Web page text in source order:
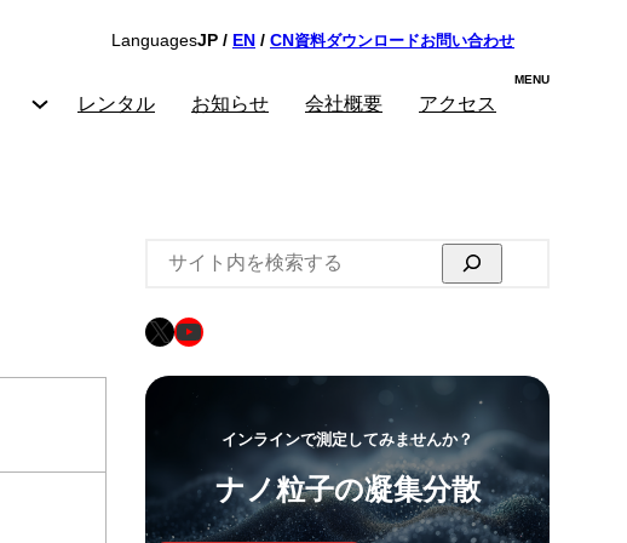
LanguagesJP / EN / CN 資料ダウンロードお問い合わせ
レンタル お知らせ 会社概要 アクセス
X YouTube
インラインで測定してみませんか？
ナノ粒子の凝集分散